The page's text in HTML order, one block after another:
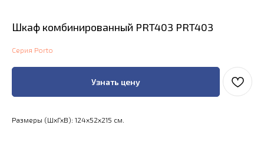
Шкаф комбинированный PRT403 PRT403
Серия Porto
Узнать цену
Размеры (ШхГхВ): 124x52x215 см.